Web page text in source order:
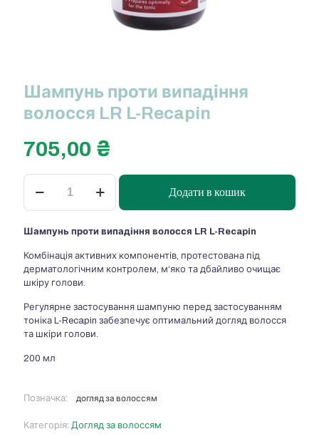
Шампунь проти випадіння
волосся LR L-Recapin
705,00 ₴
Шампунь
проти
випадіння
LR
Recapin
кількість
Додати в кошик
Шампунь проти випадіння волосся LR L-Recapin
Комбінація активних компонентів, протестована під
дерматологічним контролем, м‘яко та дбайливо очищає
шкіру голови.
Регулярне застосування шампуню перед застосуванням
тоніка L-Recapin забезпечує оптимальний догляд волосся
та шкіри голови.
200 мл
Позначка: догляд за волоссям
Категорія: Догляд за волоссям